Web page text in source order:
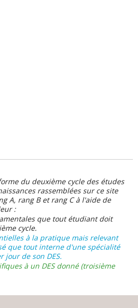
du deuxième cycle des études
rassemblées sur ce site
A, rang B et rang C à l'aide de
:
que tout étudiant doit
cycle.
à la pratique mais relevant
que tout interne d'une spécialité
jour de son DES.
à un DES donné (troisième